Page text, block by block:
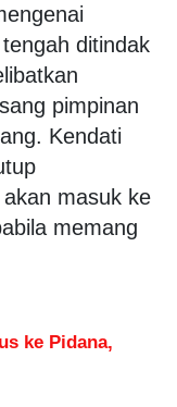
tengah ditindak
pimpinan
Kendati
masuk ke
memang
ke Pidana,